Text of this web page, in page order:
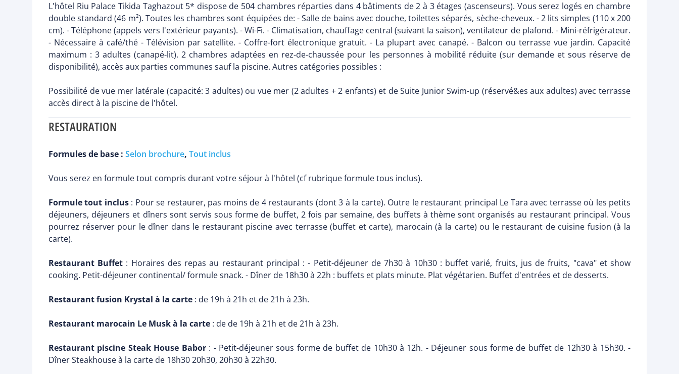
L'hôtel Riu Palace Tikida Taghazout 5* dispose de 504 chambres réparties dans 4 bâtiments de 2 à 3 étages (ascenseurs). Vous serez logés en chambre
double standard (46 m²). Toutes les chambres sont équipées de: - Salle de bains avec douche, toilettes séparés, sèche-cheveux. - 2 lits simples (110 x 200
cm). - Téléphone (appels vers l'extérieur payants). - Wi-Fi. - Climatisation, chauffage central (suivant la saison), ventilateur de plafond. - Mini-réfrigérateur.
- Nécessaire à café/thé - Télévision par satellite. - Coffre-fort électronique gratuit. - La plupart avec canapé. - Balcon ou terrasse vue jardin. Capacité
maximum : 3 adultes (canapé-lit). 2 chambres adaptées en rez-de-chaussée pour les personnes à mobilité réduite (sur demande et sous réserve de
disponibilité), accès aux parties communes sauf la piscine. Autres catégories possibles :
Possibilité de vue mer latérale (capacité: 3 adultes) ou vue mer (2 adultes + 2 enfants) et de Suite Junior Swim-up (réservé&es aux adultes) avec terrasse
accès direct à la piscine de l'hôtel.
RESTAURATION
Formules de base : Selon brochure, Tout inclus
Vous serez en formule tout compris durant votre séjour à l'hôtel (cf rubrique formule tous inclus).
Formule tout inclus: Pour se restaurer, pas moins de 4 restaurants (dont 3 à la carte). Outre le restaurant principal Le Tara avec terrasse où les petits
déjeuners, déjeuners et dîners sont servis sous forme de buffet, 2 fois par semaine, des buffets à thème sont organisés au restaurant principal. Vous
pourrez réserver pour le dîner dans le restaurant piscine avec terrasse (buffet et carte), marocain (à la carte) ou le restaurant de cuisine fusion (à la
carte).
Restaurant Buffet : Horaires des repas au restaurant principal : - Petit-déjeuner de 7h30 à 10h30 : buffet varié, fruits, jus de fruits, "cava" et show
cooking. Petit-déjeuner continental/ formule snack. - Dîner de 18h30 à 22h : buffets et plats minute. Plat végétarien. Buffet d'entrées et de desserts.
Restaurant fusion Krystal à la carte : de 19h à 21h et de 21h à 23h.
Restaurant marocain Le Musk à la carte : de de 19h à 21h et de 21h à 23h.
Restaurant piscine Steak House Babor: - Petit-déjeuner sous forme de buffet de 10h30 à 12h. - Déjeuner sous forme de buffet de 12h30 à 15h30. -
Dîner Steakhouse à la carte de 18h30 20h30, 20h30 à 22h30.